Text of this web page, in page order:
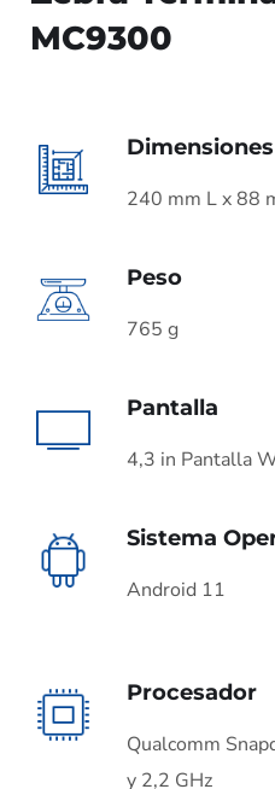
MC9300
Dimensiones
240 mm L x 88
Peso
765 g
Pantalla
4,3 in Pantalla
Sistema
Android 11
Procesador
Qualcomm
y 2,2 GHz